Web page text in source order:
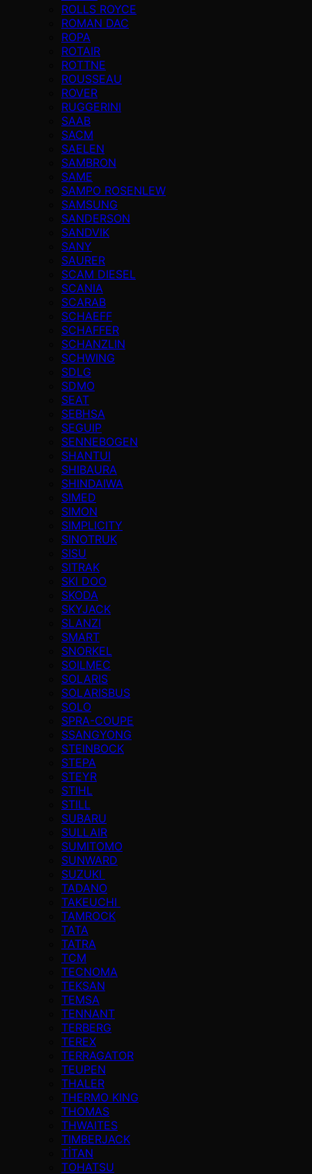
ROLLS ROYCE
ROMAN DAC
ROPA
ROTAIR
ROTTNE
ROUSSEAU
ROVER
RUGGERINI
SAAB
SACM
SAELEN
SAMBRON
SAME
SAMPO ROSENLEW
SAMSUNG
SANDERSON
SANDVIK
SANY
SAURER
SCAM DIESEL
SCANIA
SCARAB
SCHAEFF
SCHAFFER
SCHANZLIN
SCHWING
SDLG
SDMO
SEAT
SEBHSA
SEGUIP
SENNEBOGEN
SHANTUI
SHIBAURA
SHINDAIWA
SIMED
SIMON
SIMPLICITY
SINOTRUK
SISU
SITRAK
SKI DOO
SKODA
SKYJACK
SLANZI
SMART
SNORKEL
SOILMEC
SOLARIS
SOLARISBUS
SOLO
SPRA-COUPE
SSANGYONG
STEINBOCK
STEPA
STEYR
STIHL
STILL
SUBARU
SULLAIR
SUMITOMO
SUNWARD
SUZUKI
TADANO
TAKEUCHI
TAMROCK
TATA
TATRA
TCM
TECNOMA
TEKSAN
TEMSA
TENNANT
TERBERG
TEREX
TERRAGATOR
TEUPEN
THALER
THERMO KING
THOMAS
THWAITES
TIMBERJACK
TİTAN
TOHATSU